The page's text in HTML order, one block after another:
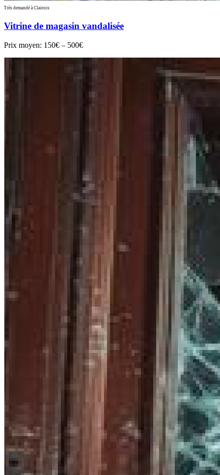
Très demandé à Clairoix
Vitrine de magasin vandalisée
Prix moyen: 150€ – 500€